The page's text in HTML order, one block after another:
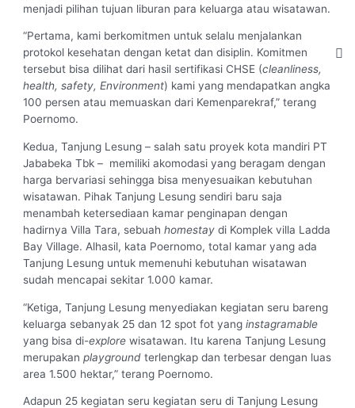
menjadi pilihan tujuan liburan para keluarga atau wisatawan.
“Pertama, kami berkomitmen untuk selalu menjalankan
protokol kesehatan dengan ketat dan disiplin. Komitmen
tersebut bisa dilihat dari hasil sertifikasi CHSE (cleanliness,
health, safety, Environment) kami yang mendapatkan angka
100 persen atau memuaskan dari Kemenparekraf,” terang
Poernomo.
Kedua, Tanjung Lesung – salah satu proyek kota mandiri PT
Jababeka Tbk – memiliki akomodasi yang beragam dengan
harga bervariasi sehingga bisa menyesuaikan kebutuhan
wisatawan. Pihak Tanjung Lesung sendiri baru saja
menambah ketersediaan kamar penginapan dengan
hadirnya Villa Tara, sebuahhomestay di Komplek villa Ladda
Bay Village. Alhasil, kata Poernomo, total kamar yang ada
Tanjung Lesung untuk memenuhi kebutuhan wisatawan
sudah mencapai sekitar 1.000 kamar.
“Ketiga, Tanjung Lesung menyediakan kegiatan seru bareng
keluarga sebanyak 25 dan 12 spot fot yanginstagramable
yang bisa di-explorewisatawan. Itu karena Tanjung Lesung
merupakanplayground terlengkap dan terbesar dengan luas
area 1.500 hektar,” terang Poernomo.
Adapun 25 kegiatan seru kegiatan seru di Tanjung Lesung